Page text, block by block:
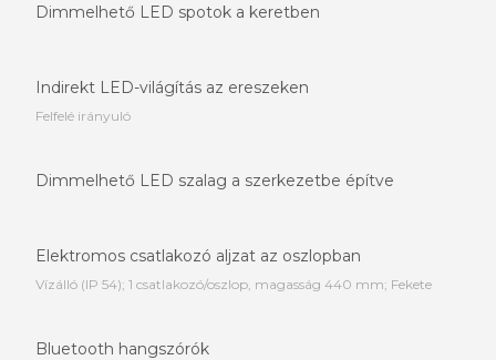
Dimmelhető LED spotok a keretben
Indirekt LED-világítás az ereszeken
Felfelé irányuló
Dimmelhető LED szalag a szerkezetbe építve
Elektromos csatlakozó aljzat az oszlopban
Vízálló (IP 54); 1 csatlakozó/oszlop, magasság 440 mm; Fekete
Bluetooth hangszórók